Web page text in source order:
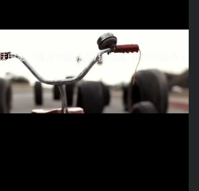
电影《橡皮轮胎杀手/辘地魔/超能轮胎杀人